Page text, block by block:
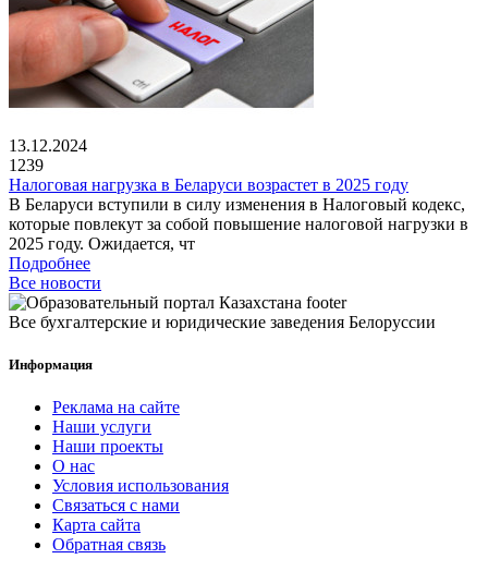
13.12.2024
1239
Налоговая нагрузка в Беларуси возрастет в 2025 году
В Беларуси вступили в силу изменения в Налоговый кодекс,
которые повлекут за собой повышение налоговой нагрузки в
2025 году. Ожидается, чт
Подробнее
Все новости
Все бухгалтерские и юридические заведения Белоруссии
Информация
Реклама на сайте
Наши услуги
Наши проекты
О нас
Условия использования
Связаться с нами
Карта сайта
Обратная связь